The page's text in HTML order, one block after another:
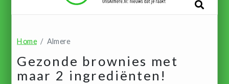
Home Almere
Gezonde brownies met
maar 2 ingrediënten!